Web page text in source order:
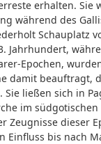
erhalten. Sie
während des
Schauplatz
Jahrhundert,
Epochen,
damit beauftragt,
Sie ließen sich in
im südgotischen
Zeugnisse dieser
Einfluss bis nach